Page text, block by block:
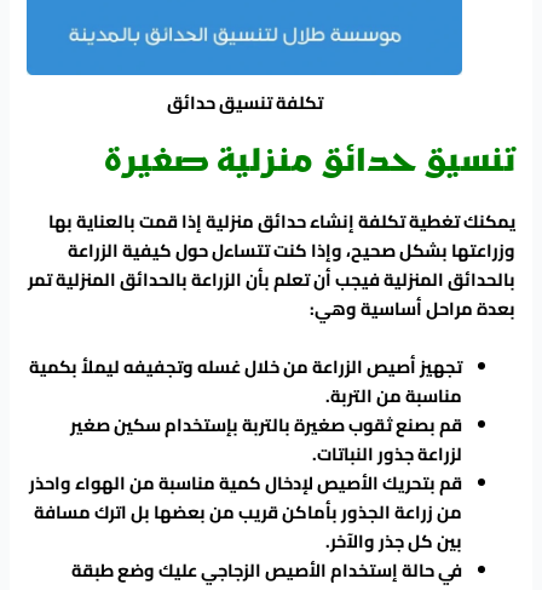
تكلفة تنسيق حدائق
تنسيق حدائق منزلية صغيرة
يمكنك تغطية تكلفة إنشاء حدائق منزلية إذا قمت بالعناية بها
وزراعتها بشكل صحيح، وإذا كنت تتساءل حول كيفية الزراعة
بالحدائق المنزلية فيجب أن تعلم بأن الزراعة بالحدائق المنزلية تمر
بعدة مراحل أساسية وهي:
تجهيز أصيص الزراعة من خلال غسله وتجفيفه ليملأ بكمية
مناسبة من التربة.
قم بصنع ثقوب صغيرة بالتربة بإستخدام سكين صغير
لزراعة جذور النباتات.
قم بتحريك الأصيص لإدخال كمية مناسبة من الهواء واحذر
من زراعة الجذور بأماكن قريب من بعضها بل اترك مسافة
بين كل جذر والآخر.
في حالة إستخدام الأصيص الزجاجي عليك وضع طبقة